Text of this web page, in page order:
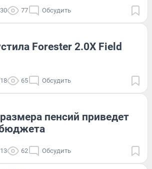
77 Обсудить
Forester 2.0X Field
65 Обсудить
пенсий приведет
62 Обсудить